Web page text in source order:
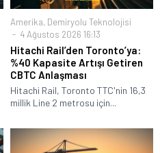
Amerika, Demiryolu Teknolojisi
4 Ağustos 2026 16:13
Hitachi Rail’den Toronto’ya:
%40 Kapasite Artışı Getiren
CBTC Anlaşması
Hitachi Rail, Toronto TTC'nin 16,3
millik Line 2 metrosu için...